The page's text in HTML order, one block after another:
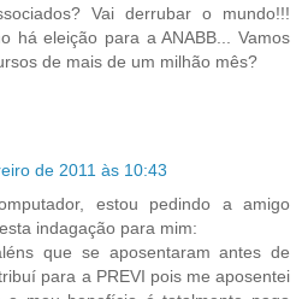
Vai derrubar o mundo!!!
há eleição para a ANABB... Vamos
de mais de um milhão mês?
de 2011 às 10:43
estou pedindo a amigo
indagação para mim:
que se aposentaram antes de
para a PREVI pois me aposentei